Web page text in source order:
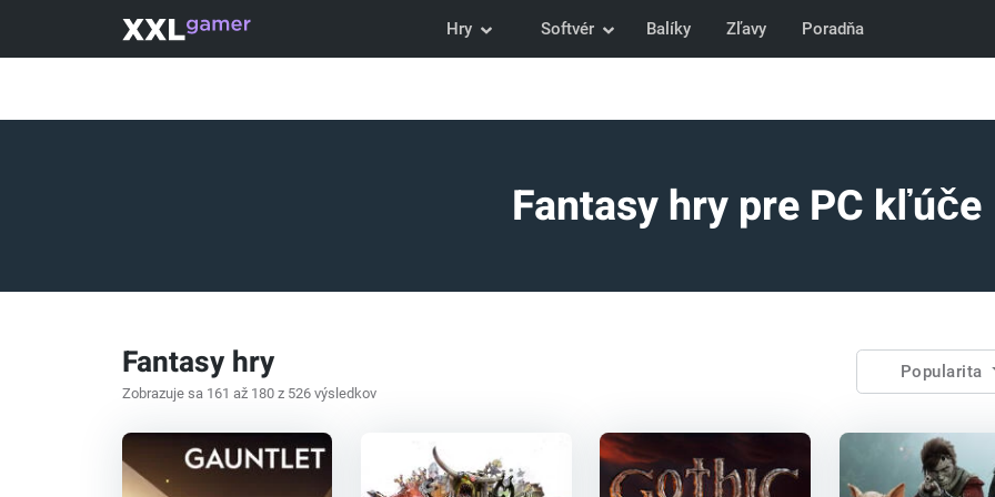
Hry Softvér Balíky Zľavy Poradňa
Fantasy hry pre PC kľúče
Fantasy hry
Zobrazuje sa 161 až 180 z 526 výsledkov
Popularita